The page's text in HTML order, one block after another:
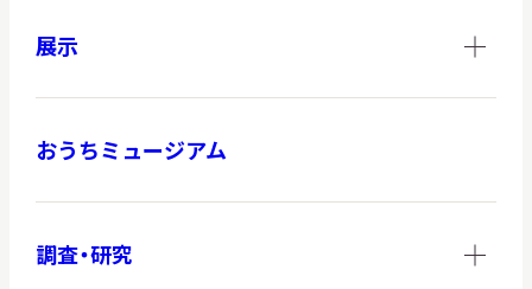
展示
おうちミュージアム
調査・研究